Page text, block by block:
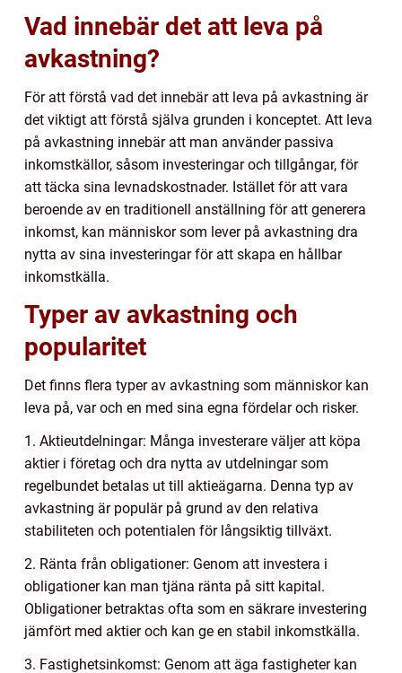
Vad innebär det att leva på
avkastning?
För att förstå vad det innebär att leva på avkastning är
det viktigt att förstå själva grunden i konceptet. Att leva
på avkastning innebär att man använder passiva
inkomstkällor, såsom investeringar och tillgångar, för
att täcka sina levnadskostnader. Istället för att vara
beroende av en traditionell anställning för att generera
inkomst, kan människor som lever på avkastning dra
nytta av sina investeringar för att skapa en hållbar
inkomstkälla.
Typer av avkastning och
popularitet
Det finns flera typer av avkastning som människor kan
leva på, var och en med sina egna fördelar och risker.
1. Aktieutdelningar: Många investerare väljer att köpa
aktier i företag och dra nytta av utdelningar som
regelbundet betalas ut till aktieägarna. Denna typ av
avkastning är populär på grund av den relativa
stabiliteten och potentialen för långsiktig tillväxt.
2. Ränta från obligationer: Genom att investera i
obligationer kan man tjäna ränta på sitt kapital.
Obligationer betraktas ofta som en säkrare investering
jämfört med aktier och kan ge en stabil inkomstkälla.
3. Fastighetsinkomst: Genom att äga fastigheter kan